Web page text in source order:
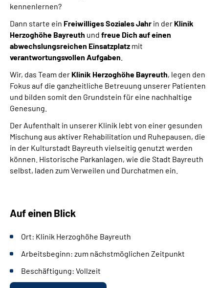
Karriere
Suche
Leichte Sprache
Gebärdensprache
kennenlernen?
Dann starte ein Freiwilliges Soziales Jahr in der Klinik
Herzoghöhe Bayreuth und freue Dich auf einen
abwechslungsreichen Einsatzplatz mit
verantwortungsvollen Aufgaben
Wir, das Team der Klinik Herzoghöhe Bayreuth, legen den
Fokus auf die ganzheitliche Betreuung unserer Patienten
und bilden somit den Grundstein für eine nachhaltige
Genesung.
Der Aufenthalt in unserer Klinik lebt von einer gesunden
Mischung aus aktiver Rehabilitation und Ruhepausen, die
in der Kulturstadt Bayreuth vielseitig genutzt werden
können. Historische Parkanlagen, wie die Stadt Bayreuth
selbst, laden zum Verweilen und Durchatmen ein.
Auf einen Blick
Ort: Klinik Herzoghöhe Bayreuth
Arbeitsbeginn: zum nächstmöglichen Zeitpunkt
Beschäftigung: Vollzeit